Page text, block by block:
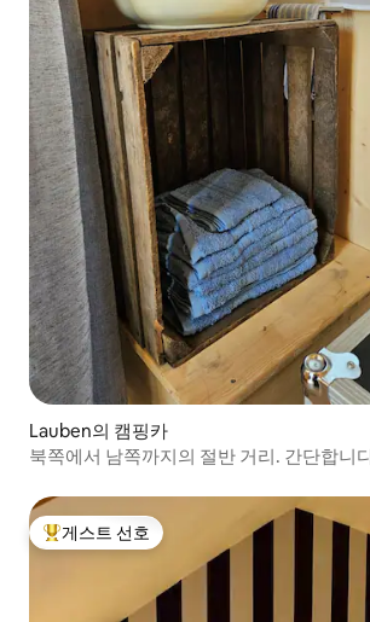
Lauben의 캠핑카
북쪽에서 남쪽까지의 절반 거리. 간단합니
상위 게스트 선호
게스트 선호